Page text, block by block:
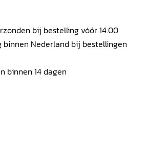
bij bestelling vóór 14.00
binnen Nederland bij bestellingen
binnen 14 dagen